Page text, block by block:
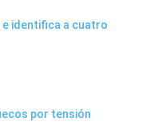
e identifica a cuatro
por tensión